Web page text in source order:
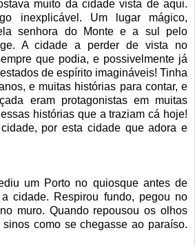
muito da cidade vista de aqui.
inexplicável. Um lugar mágico,
senhora do Monte e a sul pelo
A cidade a perder de vista no
que podia, e possivelmente já
de espírito imagináveis! Tinha
e muitas histórias para contar, e
eram protagonistas em muitas
histórias que a traziam cá hoje!
por esta cidade que adora e
um Porto no quiosque antes de
cidade. Respirou fundo, pegou no
muro. Quando repousou os olhos
como se chegasse ao paraíso.